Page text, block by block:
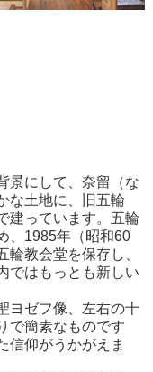
景にして、奈留（な
な土地に、旧五輪
建っています。五輪
、1985年（昭和60
教会堂を保存し、
ではもっとも新しい
ヨゼフ像、左右の十
で簡素なものです
信仰がうかがえま